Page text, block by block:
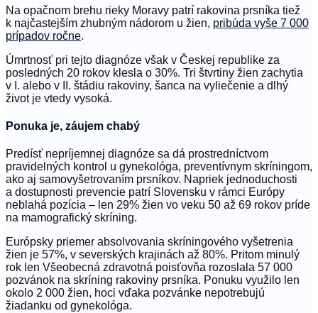
Na opačnom brehu rieky Moravy patrí rakovina prsníka tiež
k najčastejším zhubným nádorom u žien, pribúda vyše 7 000
prípadov ročne.
Úmrtnosť pri tejto diagnóze však v Českej republike za
posledných 20 rokov klesla o 30%. Tri štvrtiny žien zachytia
v I. alebo v II. štádiu rakoviny, šanca na vyliečenie a dlhý
život je vtedy vysoká.
Ponuka je, záujem chabý
Predísť nepríjemnej diagnóze sa dá prostredníctvom
pravidelných kontrol u gynekológa, preventívnym skríningom,
ako aj samovyšetrovaním prsníkov. Napriek jednoduchosti
a dostupnosti prevencie patrí Slovensku v rámci Európy
neblahá pozícia – len 29% žien vo veku 50 až 69 rokov príde
na mamografický skríning.
Európsky priemer absolvovania skríningového vyšetrenia
žien je 57%, v severských krajinách až 80%. Pritom minulý
rok len Všeobecná zdravotná poisťovňa rozoslala 57 000
pozvánok na skríning rakoviny prsníka. Ponuku využilo len
okolo 2 000 žien, hoci vďaka pozvánke nepotrebujú
žiadanku od gynekológa.